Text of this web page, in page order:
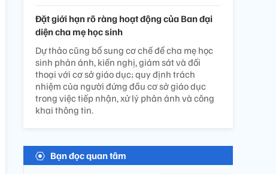
Đặt giới hạn rõ ràng hoạt động của Ban đại
diện cha mẹ học sinh
Dự thảo cũng bổ sung cơ chế để cha mẹ học
sinh phản ánh, kiến nghị, giám sát và đối
thoại với cơ sở giáo dục; quy định trách
nhiệm của người đứng đầu cơ sở giáo dục
trong việc tiếp nhận, xử lý phản ánh và công
khai thông tin.
Bạn đọc quan tâm